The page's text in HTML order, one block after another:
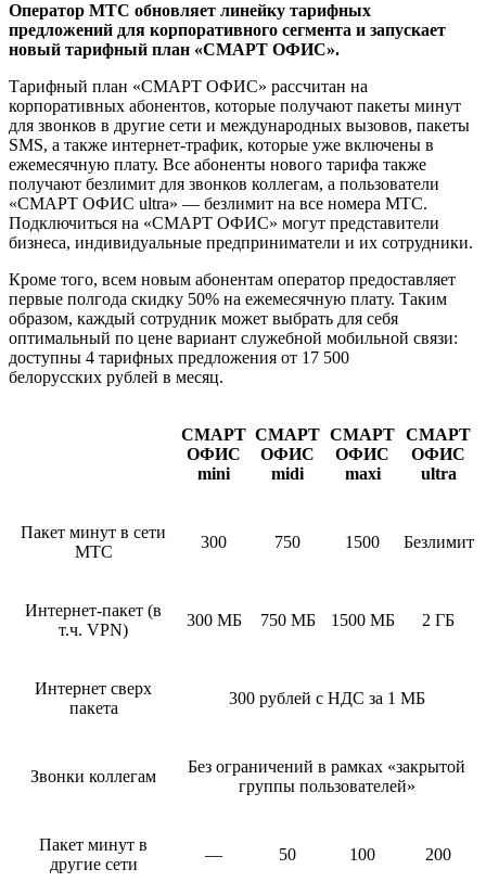
Оператор МТС обновляет линейку тарифных
предложений для корпоративного сегмента и запускает
новый тарифный план «СМАРТ ОФИС».
Тарифный план «СМАРТ ОФИС» рассчитан на
корпоративных абонентов, которые получают пакеты минут
для звонков в другие сети и международных вызовов, пакеты
SMS, а также интернет-трафик, которые уже включены в
ежемесячную плату. Все абоненты нового тарифа также
получают безлимит для звонков коллегам, а пользователи
«СМАРТ ОФИС ultra» — безлимит на все номера МТС.
Подключиться на «СМАРТ ОФИС» могут представители
бизнеса, индивидуальные предприниматели и их сотрудники.
Кроме того, всем новым абонентам оператор предоставляет
первые полгода скидку 50% на ежемесячную плату. Таким
образом, каждый сотрудник может выбрать для себя
оптимальный по цене вариант служебной мобильной связи:
доступны 4 тарифных предложения от 17 500
белорусских рублей в месяц.
СМАРТ
ОФИС
mini
СМАРТ
ОФИС
midi
СМАРТ
ОФИС
maxi
СМАРТ
ОФИС
ultra
Пакет минут в сети
МТС
300 750 1500 Безлимит
Интернет-пакет (в
т.ч. VPN)
300 МБ 750 МБ 1500 МБ 2 ГБ
Интернет сверх
пакета
300 рублей с НДС за 1 МБ
Звонки коллегам
Без ограничений в рамках «закрытой
группы пользователей»
Пакет минут в
другие сети
— 50 100 200